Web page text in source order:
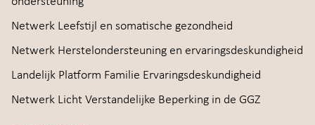
Netwerk Leefstijl en somatische gezondheid
Netwerk Herstelondersteuning en ervaringsdeskundigheid
Landelijk Platform Familie Ervaringsdeskundigheid
Netwerk Licht Verstandelijke Beperking in de GGZ